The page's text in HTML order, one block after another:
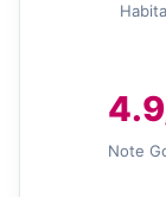
Note